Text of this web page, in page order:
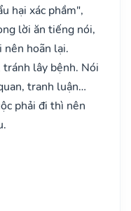
hại xác phầm",
lời ăn tiếng nói,
hoãn lại.
lây bệnh. Nói
tranh luận…
phải đi thì nên